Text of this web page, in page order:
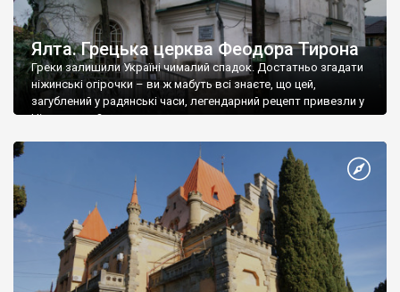
Ялта. Грецька церква Феодора Тирона
Греки залишили Україні чималий спадок. Достатньо згадати
ніжинські огірочки – ви ж мабуть всі знаєте, що цей,
загублений у радянські часи, легендарний рецепт привезли у
Ніжин греки?